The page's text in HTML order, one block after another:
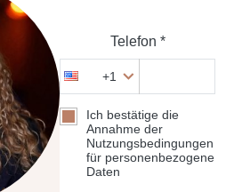
Telefon *
+1
Ich bestätige die
Annahme der
Nutzungsbedingungen
für personenbezogene
Daten